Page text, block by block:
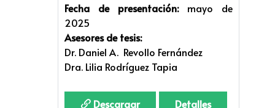
Fecha de presentación: mayo de
2025
Asesores de tesis:
Dr. Daniel A. Revollo Fernández
Dra. Lilia Rodríguez Tapia
Descargar Detalles